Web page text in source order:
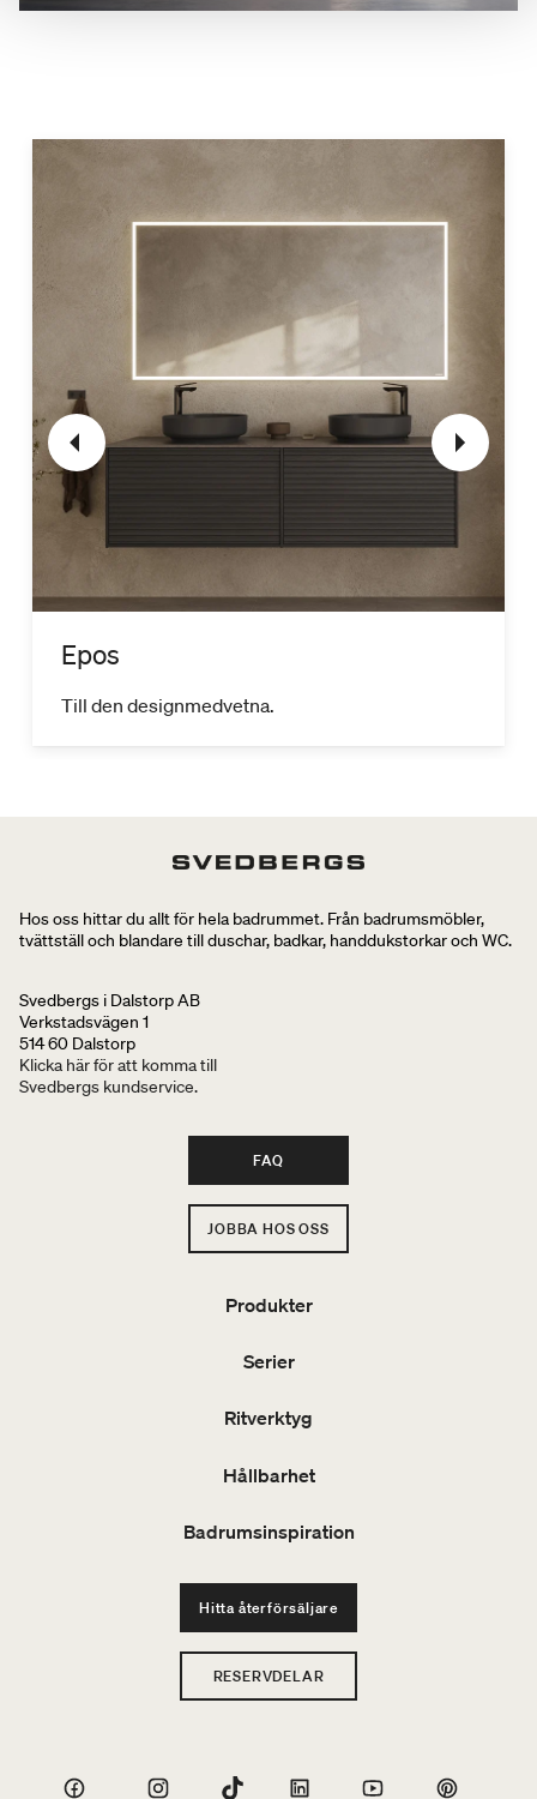
Epos
Till den designmedvetna.
Hos oss hittar du allt för hela badrummet. Från badrumsmöbler,
tvättställ och blandare till duschar, badkar, handdukstorkar och WC.
Svedbergs i Dalstorp AB
Verkstadsvägen 1
514 60 Dalstorp
Klicka här för att komma till
Svedbergs kundservice.
FAQ
JOBBA HOS OSS
Produkter
Serier
Ritverktyg
Hållbarhet
Badrumsinspiration
Hitta återförsäljare
RESERVDELAR